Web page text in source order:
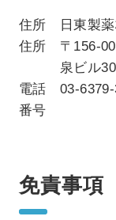
住所
日東製
住所
〒156-
泉ビル
電話
番号
03-
免責事項